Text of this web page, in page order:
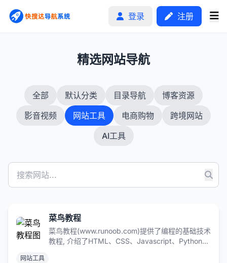
登录 注册
分类排行
申请收录
自助广告
精选网站导航
全部 默认分类 目录导航
博客资源
影音视频
网站工具 电商购物
跨境网站
AI工具
菜鸟教程
菜鸟教程(www.runoob.com)提供了编程的基础技术
教程, 介绍了HTML、CSS、Javascript、Python，
网站工具